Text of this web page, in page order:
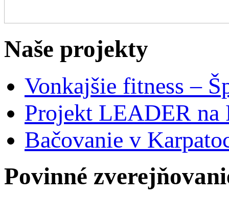
Naše projekty
Vonkajšie fitness –
Projekt LEADER na
Bačovanie v
Povinné